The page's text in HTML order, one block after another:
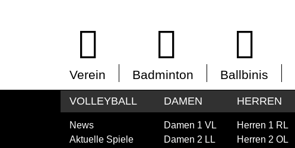
Verein Badminton Ballbinis
VOLLEYBALL
News
Aktuelle Spiele
DAMEN
Damen 1 VL
Damen 2 LL
HERREN
Herren 1 RL
Herren 2 OL